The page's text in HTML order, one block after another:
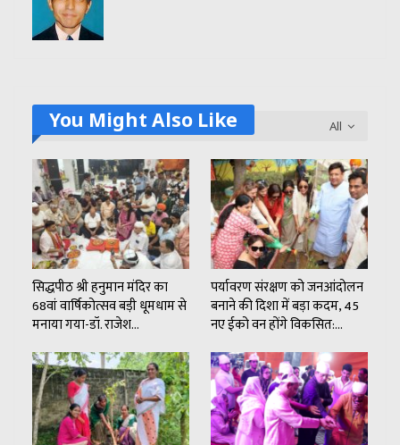
All
You Might Also Like
सिद्धपीठ श्री हनुमान मंदिर का
68वां वार्षिकोत्सव बड़ी धूमधाम से
मनाया गया-डॉ. राजेश…
पर्यावरण संरक्षण को जनआंदोलन
बनाने की दिशा में बड़ा कदम, 45
नए ईको वन होंगे विकसित:…